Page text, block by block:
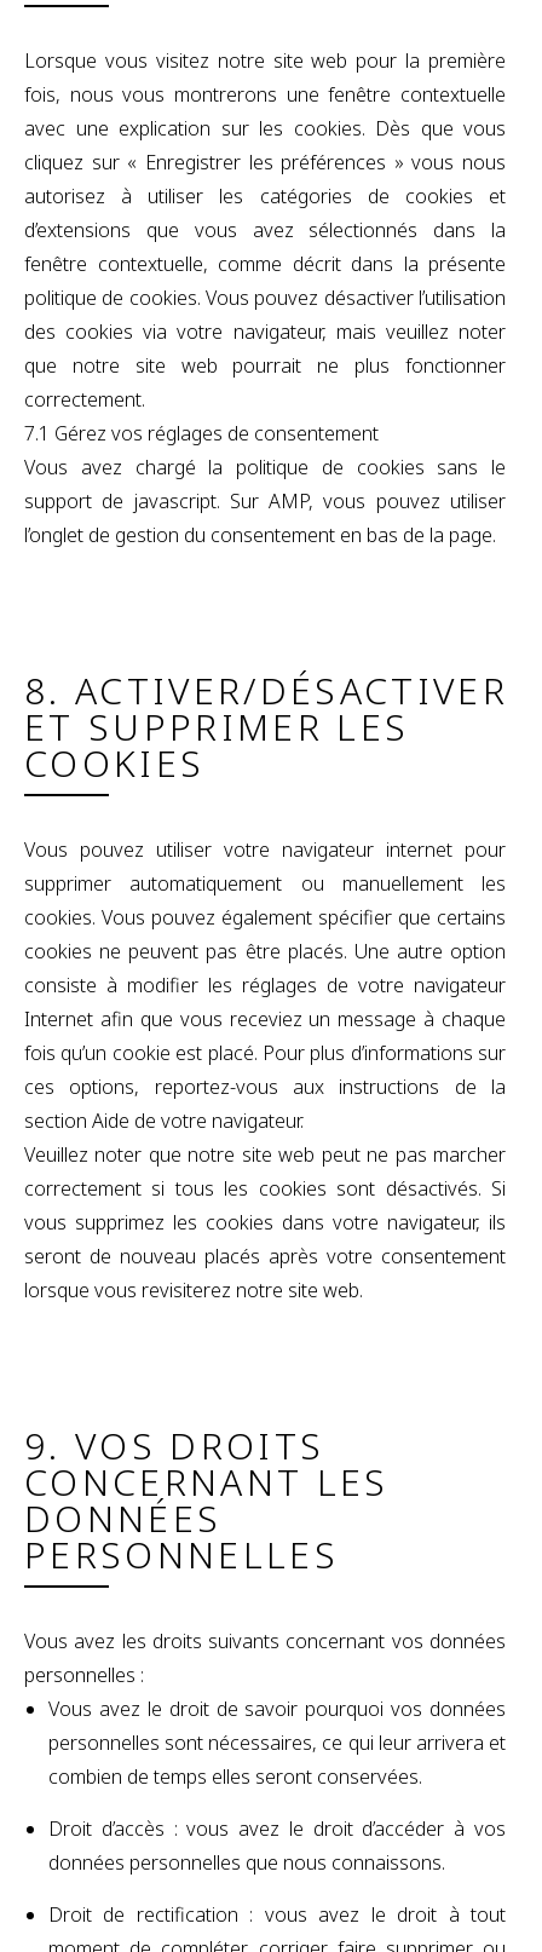
Lorsque vous visitez notre site web pour la première
fois, nous vous montrerons une fenêtre contextuelle
avec une explication sur les cookies. Dès que vous
cliquez sur « Enregistrer les préférences » vous nous
autorisez à utiliser les catégories de cookies et
d’extensions que vous avez sélectionnés dans la
fenêtre contextuelle, comme décrit dans la présente
politique de cookies. Vous pouvez désactiver l’utilisation
des cookies via votre navigateur, mais veuillez noter
que notre site web pourrait ne plus fonctionner
correctement.
7.1 Gérez vos réglages de consentement
Vous avez chargé la politique de cookies sans le
support de javascript. Sur AMP, vous pouvez utiliser
l’onglet de gestion du consentement en bas de la page.
8. ACTIVER/DÉSACTIVER
ET SUPPRIMER LES
COOKIES
Vous pouvez utiliser votre navigateur internet pour
supprimer automatiquement ou manuellement les
cookies. Vous pouvez également spécifier que certains
cookies ne peuvent pas être placés. Une autre option
consiste à modifier les réglages de votre navigateur
Internet afin que vous receviez un message à chaque
fois qu’un cookie est placé. Pour plus d’informations sur
ces options, reportez-vous aux instructions de la
section Aide de votre navigateur.
Veuillez noter que notre site web peut ne pas marcher
correctement si tous les cookies sont désactivés. Si
vous supprimez les cookies dans votre navigateur, ils
seront de nouveau placés après votre consentement
lorsque vous revisiterez notre site web.
9. VOS DROITS
CONCERNANT LES
DONNÉES
PERSONNELLES
Vous avez les droits suivants concernant vos données
personnelles :
Vous avez le droit de savoir pourquoi vos données
personnelles sont nécessaires, ce qui leur arrivera et
combien de temps elles seront conservées.
Droit d’accès : vous avez le droit d’accéder à vos
données personnelles que nous connaissons.
Droit de rectification : vous avez le droit à tout